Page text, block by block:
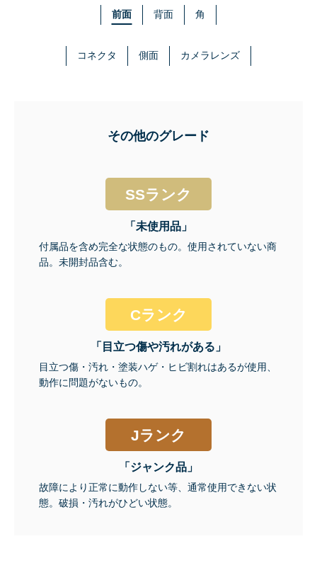
前面 背面 角
コネクタ 側面 カメラレンズ
その他のグレード
SSランク
「未使用品」
付属品を含め完全な状態のもの。使用されていない商
品。未開封品含む。
Cランク
「目立つ傷や汚れがある」
目立つ傷・汚れ・塗装ハゲ・ヒビ割れはあるが使用、
動作に問題がないもの。
Jランク
「ジャンク品」
故障により正常に動作しない等、通常使用できない状
態。破損・汚れがひどい状態。